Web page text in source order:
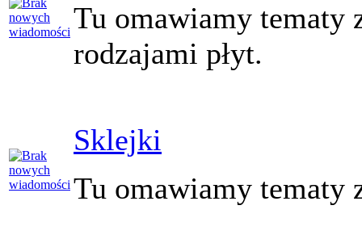
Tu omawiamy tematy
rodzajami płyt.
Sklejki
Tu omawiamy tematy